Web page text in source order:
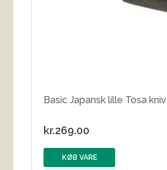
Basic Japansk lille Tosa kniv
kr.269.00
KØB VARE